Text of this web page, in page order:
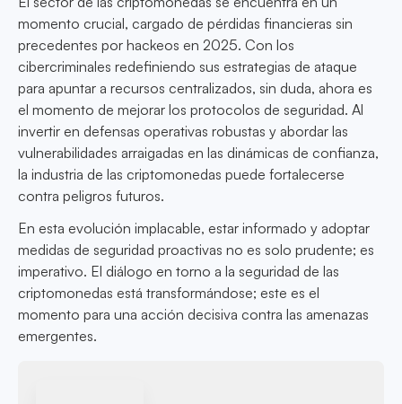
momento crucial, cargado de pérdidas financieras sin
precedentes por hackeos en 2025. Con los
cibercriminales redefiniendo sus estrategias de ataque
para apuntar a recursos centralizados, sin duda, ahora es
el momento de mejorar los protocolos de seguridad. Al
invertir en defensas operativas robustas y abordar las
vulnerabilidades arraigadas en las dinámicas de confianza,
la industria de las criptomonedas puede fortalecerse
contra peligros futuros.
En esta evolución implacable, estar informado y adoptar
medidas de seguridad proactivas no es solo prudente; es
imperativo. El diálogo en torno a la seguridad de las
criptomonedas está transformándose; este es el
momento para una acción decisiva contra las amenazas
emergentes.